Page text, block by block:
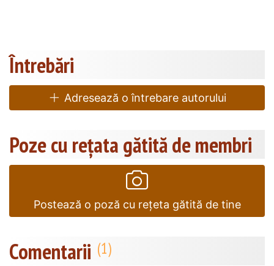
Întrebări
Adresează o întrebare autorului
Poze cu rețata gătită de membri
Postează o poză cu rețeta gătită de tine
Comentarii